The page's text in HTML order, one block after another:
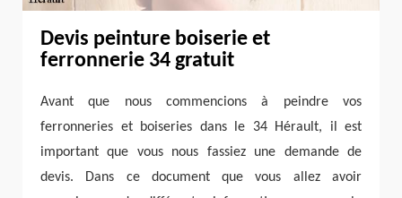
Devis peinture boiserie et
ferronnerie 34 gratuit
Avant que nous commencions à peindre vos
ferronneries et boiseries dans le 34 Hérault, il est
important que vous nous fassiez une demande de
devis. Dans ce document que vous allez avoir